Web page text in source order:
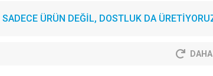
SADECE ÜRÜN DEĞİL, DOSTLUK DA